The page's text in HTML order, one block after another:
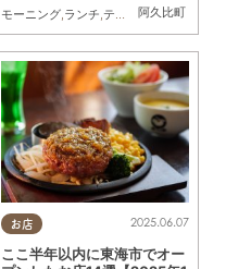
阿久比町
モーニング, ランチ テイクアウト ,開店
お店 2025.06.07
ここ半年以内に東海市でオー